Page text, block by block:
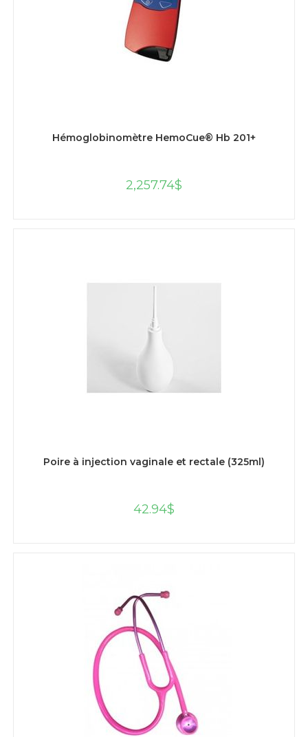
Hémoglobinomètre HemoCue® Hb 201+
2,257.74$
Poire à injection vaginale et rectale (325ml)
42.94$